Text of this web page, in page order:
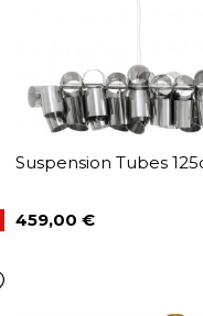
Suspension Tubes
Prix
459,00 €